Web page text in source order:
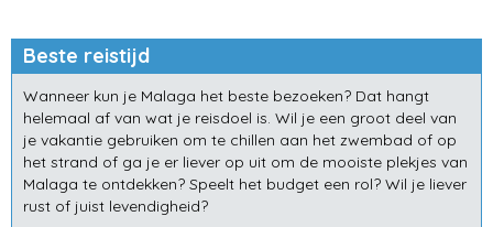
Beste reistijd
Wanneer kun je Malaga het beste bezoeken? Dat hangt
helemaal af van wat je reisdoel is. Wil je een groot deel van
je vakantie gebruiken om te chillen aan het zwembad of op
het strand of ga je er liever op uit om de mooiste plekjes van
Malaga te ontdekken? Speelt het budget een rol? Wil je liever
rust of juist levendigheid?